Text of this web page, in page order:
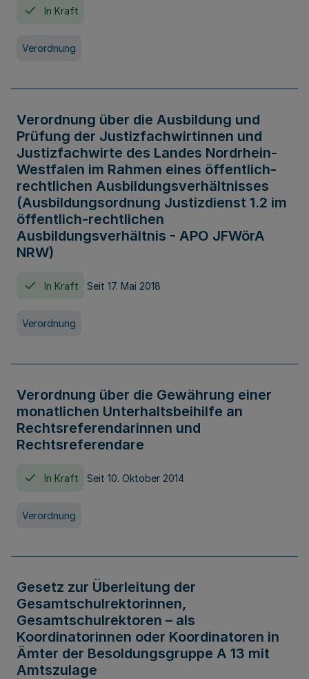
In Kraft
Verordnung
Verordnung über die Ausbildung und
Prüfung der Justizfachwirtinnen und
Justizfachwirte des Landes Nordrhein-
Westfalen im Rahmen eines öffentlich-
rechtlichen Ausbildungsverhältnisses
(Ausbildungsordnung Justizdienst 1.2 im
öffentlich-rechtlichen
Ausbildungsverhältnis - APO JFWörA
NRW)
In Kraft Seit 17. Mai 2018
Verordnung
Verordnung über die Gewährung einer
monatlichen Unterhaltsbeihilfe an
Rechtsreferendarinnen und
Rechtsreferendare
In Kraft Seit 10. Oktober 2014
Verordnung
Gesetz zur Überleitung der
Gesamtschulrektorinnen,
Gesamtschulrektoren – als
Koordinatorinnen oder Koordinatoren in
Ämter der Besoldungsgruppe A 13 mit
Amtszulage